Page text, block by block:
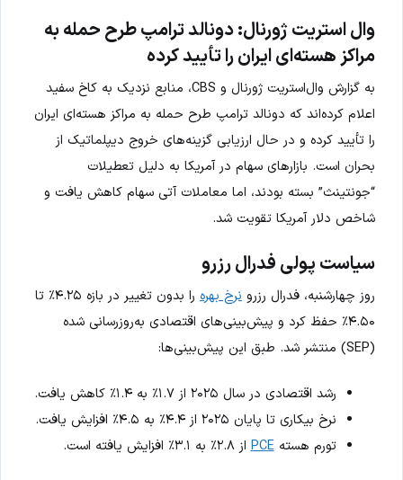
وال استریت ژورنال: دونالد ترامپ طرح حمله به
مراکز هسته‌ای ایران را تأیید کرده
به گزارش وال‌استریت ژورنال و CBS، منابع نزدیک به کاخ سفید
اعلام کرده‌اند که دونالد ترامپ طرح حمله به مراکز هسته‌ای ایران
را تأیید کرده و در حال ارزیابی گزینه‌های خروج دیپلماتیک از
بحران است. بازارهای سهام در آمریکا به دلیل تعطیلات
“جونتینث” بسته بودند، اما معاملات آتی سهام کاهش یافت و
شاخص دلار آمریکا تقویت شد.
سیاست پولی فدرال رزرو
روز چهارشنبه، فدرال رزرو نرخ بهره
را بدون تغییر در بازه ۴.۲۵٪ تا
۴.۵۰٪ حفظ کرد و پیش‌بینی‌های اقتصادی به‌روزرسانی شده
(SEP) منتشر شد. طبق این پیش‌بینی‌ها:
رشد اقتصادی در سال ۲۰۲۵ از ۱.۷٪ به ۱.۴٪ کاهش یافت.
نرخ بیکاری تا پایان ۲۰۲۵ از ۴.۴٪ به ۴.۵٪ افزایش یافت.
تورم هستهPCEاز ۲.۸٪ به ۳.۱٪ افزایش یافته است.